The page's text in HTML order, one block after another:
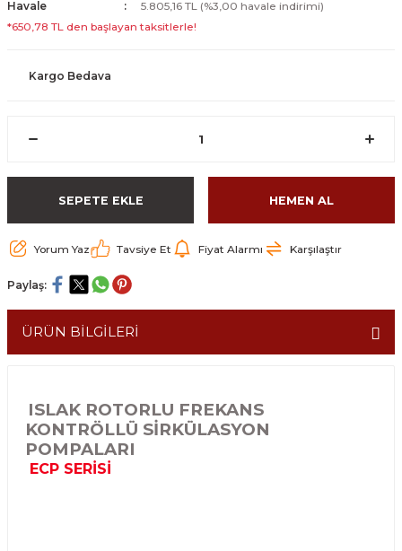
Havale
5.805,16 TL (%3,00 havale indirimi)
*650,78 TL den başlayan taksitlerle!
Kargo Bedava
SEPETE EKLE HEMEN AL
Yorum Yaz Tavsiye Et Fiyat Alarmı Karşılaştır
Paylaş:
ÜRÜN BİLGİLERİ
ISLAK ROTORLU FREKANS
KONTRÖLLÜ SİRKÜLASYON
POMPALARI
ECP SERİSİ